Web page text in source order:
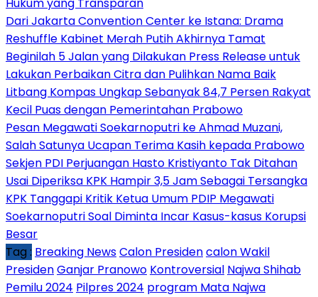
Hukum yang Transparan
Dari Jakarta Convention Center ke Istana: Drama
Reshuffle Kabinet Merah Putih Akhirnya Tamat
Beginilah 5 Jalan yang Dilakukan Press Release untuk
Lakukan Perbaikan Citra dan Pulihkan Nama Baik
Litbang Kompas Ungkap Sebanyak 84,7 Persen Rakyat
Kecil Puas dengan Pemerintahan Prabowo
Pesan Megawati Soekarnoputri ke Ahmad Muzani,
Salah Satunya Ucapan Terima Kasih kepada Prabowo
Sekjen PDI Perjuangan Hasto Kristiyanto Tak Ditahan
Usai Diperiksa KPK Hampir 3,5 Jam Sebagai Tersangka
KPK Tanggapi Kritik Ketua Umum PDIP Megawati
Soekarnoputri Soal Diminta Incar Kasus-kasus Korupsi
Besar
Tag : Breaking NewsCalon Presidencalon Wakil
PresidenGanjar Pranowo Kontroversial Najwa Shihab
Pemilu 2024 Pilpres 2024 program Mata Najwa